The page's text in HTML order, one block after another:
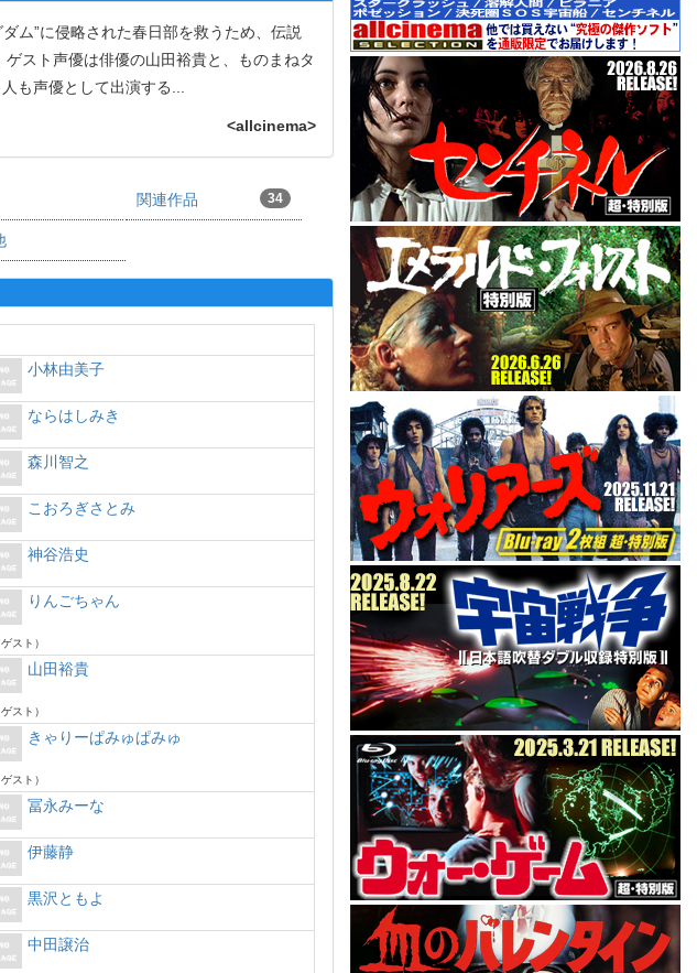
ム”に侵略された春日部を救うため、伝説
スト声優は俳優の山田裕貴と、ものまねタ
も声優として出演する
<allcinema>
関連作品 34
小林由美子
ならはしみき
森川智之
こおろぎさとみ
神谷浩史
りんごちゃん
ゲスト）
山田裕貴
ゲスト）
きゃりーぱみゅぱみゅ
ゲスト）
冨永みーな
伊藤静
黒沢ともよ
中田譲治